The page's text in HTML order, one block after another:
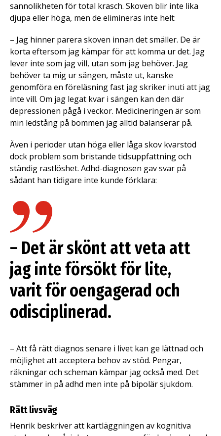
sannolikheten för total krasch. Skoven blir inte lika
djupa eller höga, men de elimineras inte helt:
– Jag hinner parera skoven innan det smäller. De är
korta eftersom jag kämpar för att komma ur det. Jag
lever inte som jag vill, utan som jag behöver. Jag
behöver ta mig ur sängen, måste ut, kanske
genomföra en föreläsning fast jag skriker inuti att jag
inte vill. Om jag legat kvar i sängen kan den där
depressionen pågå i veckor. Medicineringen är som
min ledstång på bommen jag alltid balanserar på.
Även i perioder utan höga eller låga skov kvarstod
dock problem som bristande tidsuppfattning och
ständig rastlöshet. Adhd-diagnosen gav svar på
sådant han tidigare inte kunde förklara:
– Det är skönt att veta att
jag inte försökt för lite,
varit för oengagerad och
odisciplinerad.
– Att få rätt diagnos senare i livet kan ge lättnad och
möjlighet att acceptera behov av stöd. Pengar,
räkningar och scheman kämpar jag också med. Det
stämmer in på adhd men inte på bipolär sjukdom.
Rätt livsväg
Henrik beskriver att kartläggningen av kognitiva